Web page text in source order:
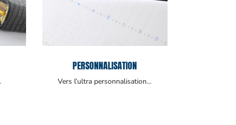
PERSONNALISATION
Vers l’ultra personnalisation…